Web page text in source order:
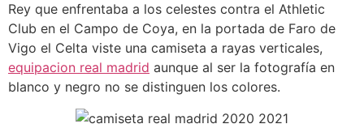
Rey que enfrentaba a los celestes contra el Athletic
Club en el Campo de Coya, en la portada de Faro de
Vigo el Celta viste una camiseta a rayas verticales,
equipacion real madrid aunque al ser la fotografía en
blanco y negro no se distinguen los colores.